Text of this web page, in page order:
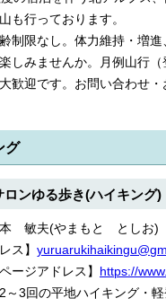
も行っております。
制限なし。体力維持・増
しみませんか。月例山行
歓迎です。お問い合わせ
グ
ロンゆる歩き(ハイキング)
本 敏夫(やまもと としお
ス】
ージアドレス】
https://
2～3回の平地ハイキング・